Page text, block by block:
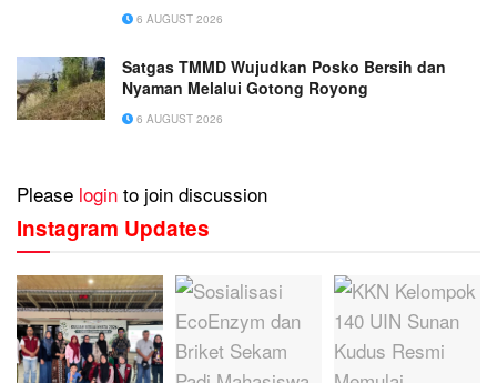
6 AUGUST 2026
Satgas TMMD Wujudkan Posko Bersih dan
Nyaman Melalui Gotong Royong
6 AUGUST 2026
Please login to join discussion
Instagram Updates